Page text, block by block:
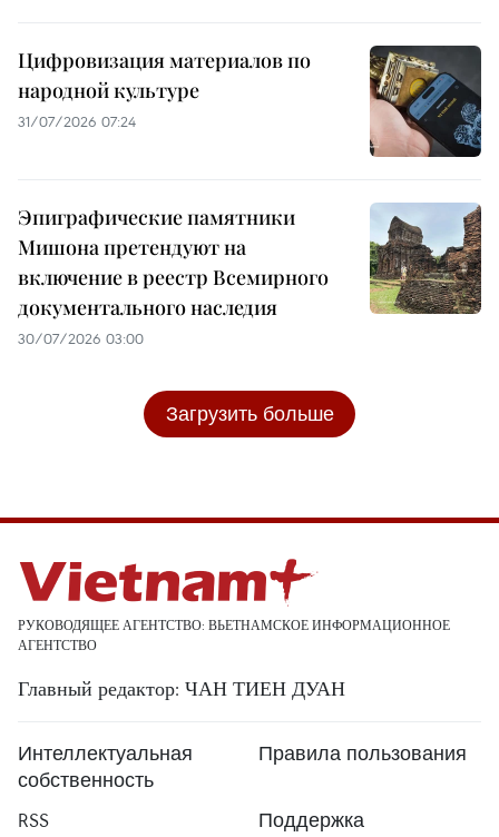
Цифровизация материалов по
народной культуре
31/07/2026 07:24
Эпиграфические памятники
Мишона претендуют на
включение в реестр Всемирного
документального наследия
30/07/2026 03:00
Загрузить больше
РУКОВОДЯЩЕЕ АГЕНТСТВО: ВЬЕТНАМСКОЕ ИНФОРМАЦИОННОЕ
АГЕНТСТВО
Главный редактор: ЧАН ТИЕН ДУАН
Интеллектуальная
собственность
Правила пользования
RSS Поддержка